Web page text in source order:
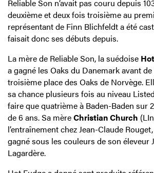
Reliable Son n’avait pas couru depuis
deuxième et deux fois troisième au
représentant de Finn Blichfeldt a été
faisait donc ses débuts depuis.
La mère de Reliable Son, la suédoise
a gagné les Oaks du Danemark avant
troisième place des Oaks de Norvège.
sa chance plusieurs fois au niveau
faire que quatrième à Baden-Baden sur
de 6 ans. Sa mèreChristian Church
l’entraînement chez Jean-Claude
gagné sous les couleurs de son éleveur
Lagardère.